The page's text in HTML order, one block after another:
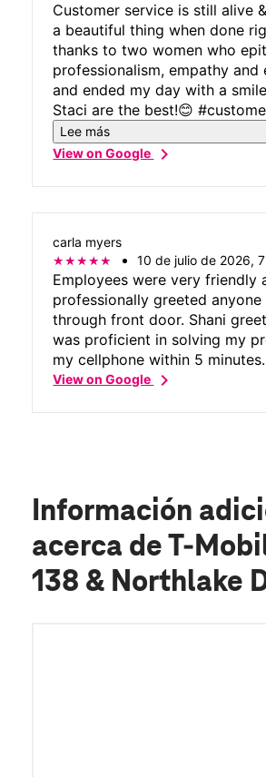
Customer service is still alive
a beautiful thing when done
thanks to two women who
professionalism, empathy and
and ended my day with a smile.
Staci are the best!😊 #customerservice
#servicewithasmile #excellence
Lee más
View on Googlechevron_right
carla myers
10 de julio de 2026,
Employees were very friendly
professionally greeted
through front door. Shani
was proficient in solving my
my cellphone within 5 minutes.
View on Googlechevron_right
Información
acerca de T-
138 & Northlake